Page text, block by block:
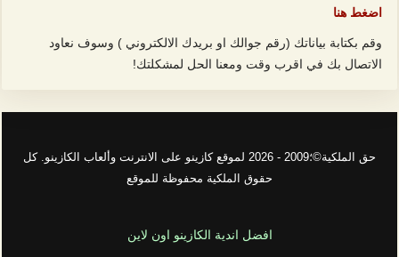
اضغط هنا
وقم بكتابة بياناتك (رقم جوالك او بريدك الالكتروني ) وسوف نعاود
الاتصال بك في اقرب وقت ومعنا الحل لمشكلتك!
حق الملكية©؛2009 - 2026 لموقع كازينو على الانترنت وألعاب الكازينو. كل
حقوق الملكية محفوظة للموقع
افضل اندية الكازينو اون لاين